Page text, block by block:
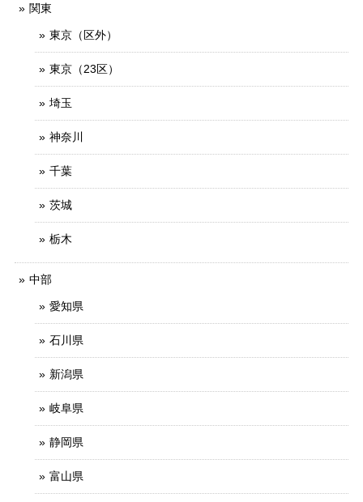
関東
東京（区外）
東京（23区）
埼玉
神奈川
千葉
茨城
栃木
中部
愛知県
石川県
新潟県
岐阜県
静岡県
富山県